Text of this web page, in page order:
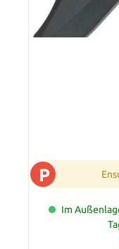
P
Im